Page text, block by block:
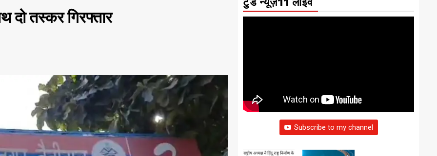
तस्कर गिरफ्तार
Subscribe to my channel